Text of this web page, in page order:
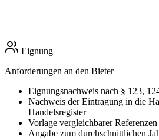
Eignung
Anforderungen an den Bieter
Eignungsnachweis nach § 123,
Nachweis der Eintragung in die
Handelsregister
Vorlage vergleichbarer Referenzen
Angabe zum durchschnittlichen